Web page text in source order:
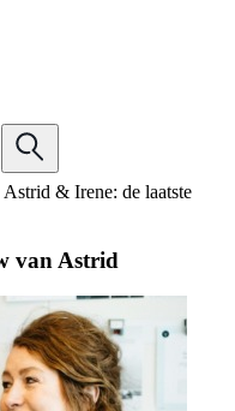
Astrid & Irene: de laatste
van Astrid